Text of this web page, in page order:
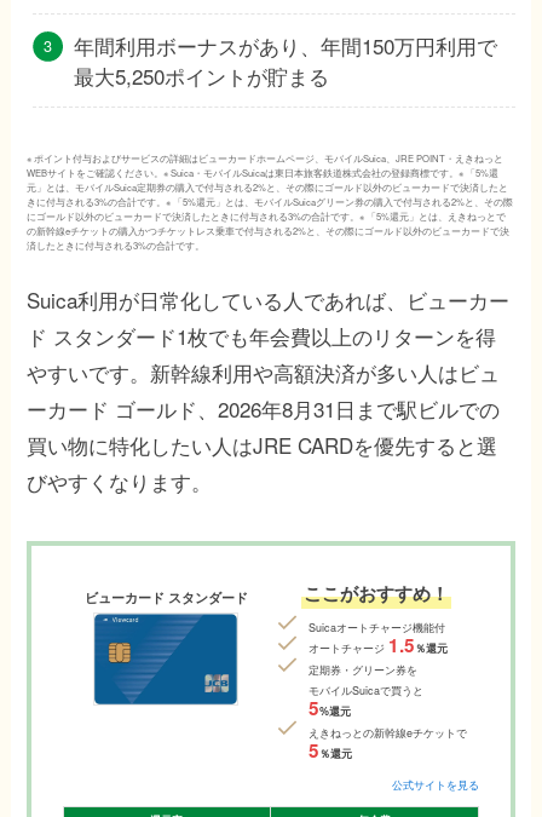
年間利用ボーナスがあり、年間150万円利用で
最大5,250ポイントが貯まる
※ ポイント付与およびサービスの詳細はビューカードホームページ、モバイルSuica、JRE POINT・えきねっと
WEBサイトをご確認ください。※ Suica・モバイルSuicaは東日本旅客鉄道株式会社の登録商標です。※ 「5%還
元」とは、モバイルSuica定期券の購入で付与される2%と、その際にゴールド以外のビューカードで決済したと
きに付与される3%の合計です。※ 「5%還元」とは、モバイルSuicaグリーン券の購入で付与される2%と、その際
にゴールド以外のビューカードで決済したときに付与される3%の合計です。※ 「5%還元」とは、えきねっとで
の新幹線eチケットの購入かつチケットレス乗車で付与される2%と、その際にゴールド以外のビューカードで決
済したときに付与される3%の合計です。
Suica利用が日常化している人であれば、ビューカー
ド スタンダード1枚でも年会費以上のリターンを得
やすいです。新幹線利用や高額決済が多い人はビュ
ーカード ゴールド、2026年8月31日まで駅ビルでの
買い物に特化したい人はJRE CARDを優先すると選
びやすくなります。
ビューカード スタンダード ここがおすすめ！
Suicaオートチャージ機能付
オートチャージ 1.5％還元
定期券・グリーン券を
モバイルSuicaで買うと
5%還元
えきねっとの新幹線eチケットで
5％還元
公式サイトを見る